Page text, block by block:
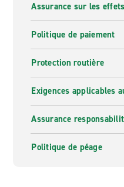
Assurance sur les
Politique de paiement
Protection routière
Exigences applicables
Assurance
Politique de péage